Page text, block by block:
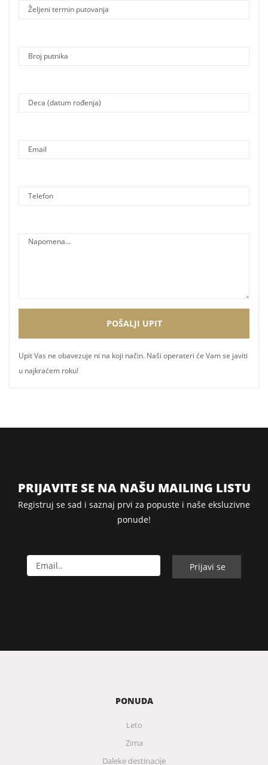
Upit Vas ne obavezuje ni na koji način. Naši operateri će Vam se javiti
u najkraćem roku!
PRIJAVITE SE NA NAŠU MAILING LISTU
Registruj se sad i saznaj prvi za popuste i naše eksluzivne
ponude!
PONUDA
Leto
Zima
Daleke destinacije